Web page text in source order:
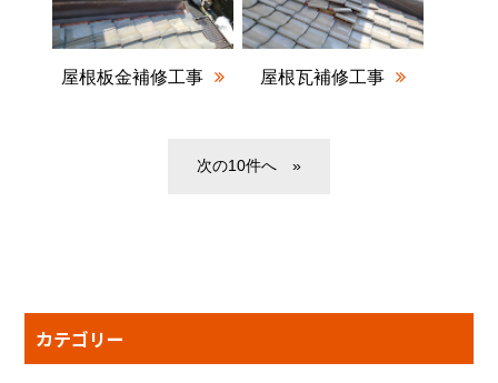
屋根板金補修工事 屋根瓦補修工事
»
カテゴリー